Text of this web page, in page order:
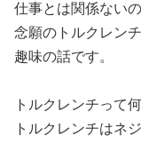
仕事とは関係ない
念願のトルクレン
趣味の話です。
トルクレンチって
トルクレンチはネ